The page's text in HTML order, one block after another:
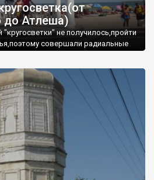
до Атлеша)
не получилось,пройти
совершали радиальные